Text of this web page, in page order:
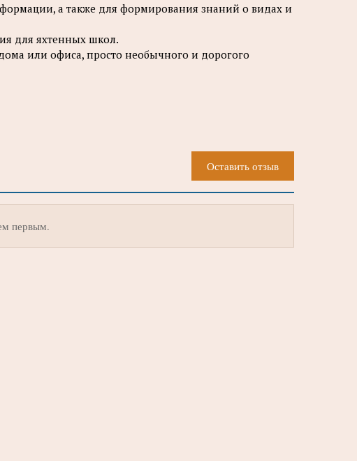
а также для формирования знаний о видах и
для яхтенных школ.
или офиса, просто необычного и дорогого
Оставить отзыв
первым.